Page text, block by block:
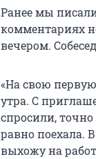
Ранее мы
комментариях
вечером.
«На свою
утра. С
спросили,
равно поехала.
выхожу на